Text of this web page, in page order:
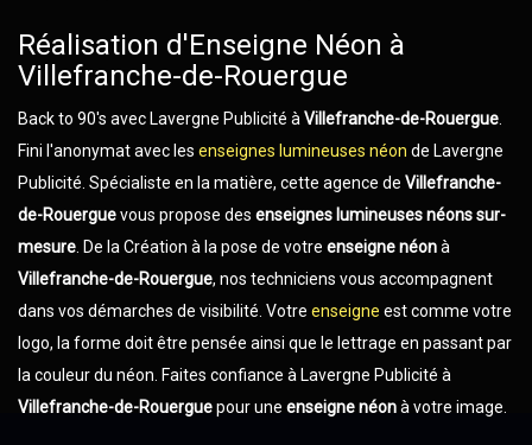
Réalisation d'Enseigne Néon à
Villefranche-de-Rouergue
Back to 90's avec Lavergne Publicité à Villefranche-de-Rouergue
Fini l'anonymat avec les enseignes lumineuses néon de Lavergne
Publicité. Spécialiste en la matière, cette agence de Villefranche-
de-Rouerguevous propose des enseignes lumineuses néons sur-
mesure . De la Création à la pose de votre enseigne néonà
Villefranche-de-Rouergue, nos techniciens vous accompagnent
dans vos démarches de visibilité. Votre enseigne est comme votre
logo, la forme doit être pensée ainsi que le lettrage en passant par
la couleur du néon. Faites confiance à Lavergne Publicité à
Villefranche-de-Rouerguepour une enseigne néonà votre image.